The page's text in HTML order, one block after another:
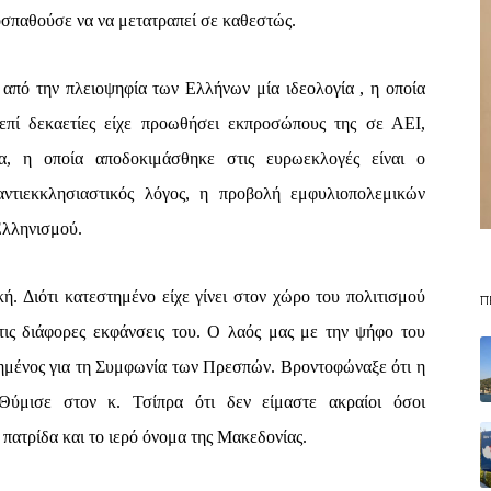
να να μετατραπεί σε καθεστώς.
την πλειοψηφία των Ελλήνων μία ιδεολογία , η οποία
δεκαετίες είχε προωθήσει εκπροσώπους της σε ΑΕΙ,
η οποία αποδοκιμάσθηκε στις ευρωεκλογές είναι ο
λόγος, η προβολή εμφυλιοπολεμικών
Διότι κατεστημένο είχε γίνει στον χώρο του πολιτισμού
διάφορες εκφάνσεις του. Ο λαός μας με την ψήφο του
για τη Συμφωνία των Πρεσπών. Βροντοφώναξε ότι η
στον κ. Τσίπρα ότι δεν είμαστε ακραίοι όσοι
και το ιερό όνομα της Μακεδονίας.